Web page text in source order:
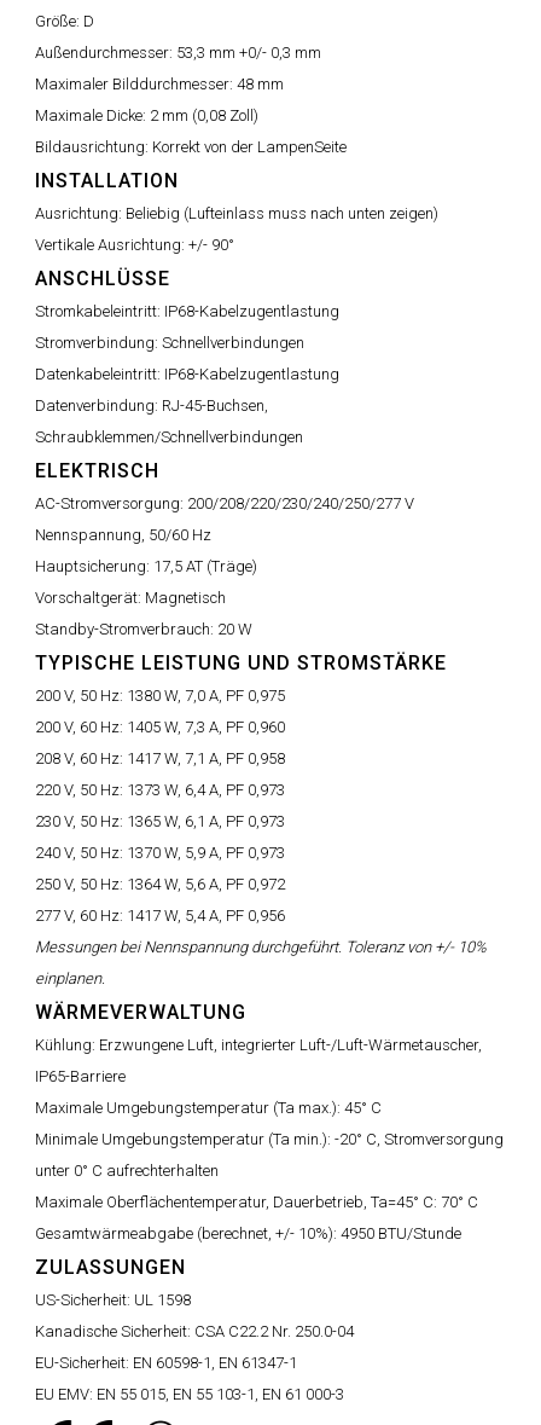
Größe: D
Außendurchmesser: 53,3 mm +0/- 0,3 mm
Maximaler Bilddurchmesser: 48 mm
Maximale Dicke: 2 mm (0,08 Zoll)
Bildausrichtung: Korrekt von der LampenSeite
INSTALLATION
Ausrichtung: Beliebig (Lufteinlass muss nach unten zeigen)
Vertikale Ausrichtung: +/- 90°
ANSCHLÜSSE
Stromkabeleintritt: IP68-Kabelzugentlastung
Stromverbindung: Schnellverbindungen
Datenkabeleintritt: IP68-Kabelzugentlastung
Datenverbindung: RJ-45-Buchsen,
Schraubklemmen/Schnellverbindungen
ELEKTRISCH
AC-Stromversorgung: 200/208/220/230/240/250/277 V
Nennspannung, 50/60 Hz
Hauptsicherung: 17,5 AT (Träge)
Vorschaltgerät: Magnetisch
Standby-Stromverbrauch: 20 W
TYPISCHE LEISTUNG UND STROMSTÄRKE
200 V, 50 Hz: 1380 W, 7,0 A, PF 0,975
200 V, 60 Hz: 1405 W, 7,3 A, PF 0,960
208 V, 60 Hz: 1417 W, 7,1 A, PF 0,958
220 V, 50 Hz: 1373 W, 6,4 A, PF 0,973
230 V, 50 Hz: 1365 W, 6,1 A, PF 0,973
240 V, 50 Hz: 1370 W, 5,9 A, PF 0,973
250 V, 50 Hz: 1364 W, 5,6 A, PF 0,972
277 V, 60 Hz: 1417 W, 5,4 A, PF 0,956
Messungen bei Nennspannung durchgeführt. Toleranz von +/- 10%
einplanen.
WÄRMEVERWALTUNG
Kühlung: Erzwungene Luft, integrierter Luft-/Luft-Wärmetauscher,
IP65-Barriere
Maximale Umgebungstemperatur (Ta max.): 45° C
Minimale Umgebungstemperatur (Ta min.): -20° C, Stromversorgung
unter 0° C aufrechterhalten
Maximale Oberflächentemperatur, Dauerbetrieb, Ta=45° C: 70° C
Gesamtwärmeabgabe (berechnet, +/- 10%): 4950 BTU/Stunde
ZULASSUNGEN
US-Sicherheit: UL 1598
Kanadische Sicherheit: CSA C22.2 Nr. 250.0-04
EU-Sicherheit: EN 60598-1, EN 61347-1
EU EMV: EN 55 015, EN 55 103-1, EN 61 000-3